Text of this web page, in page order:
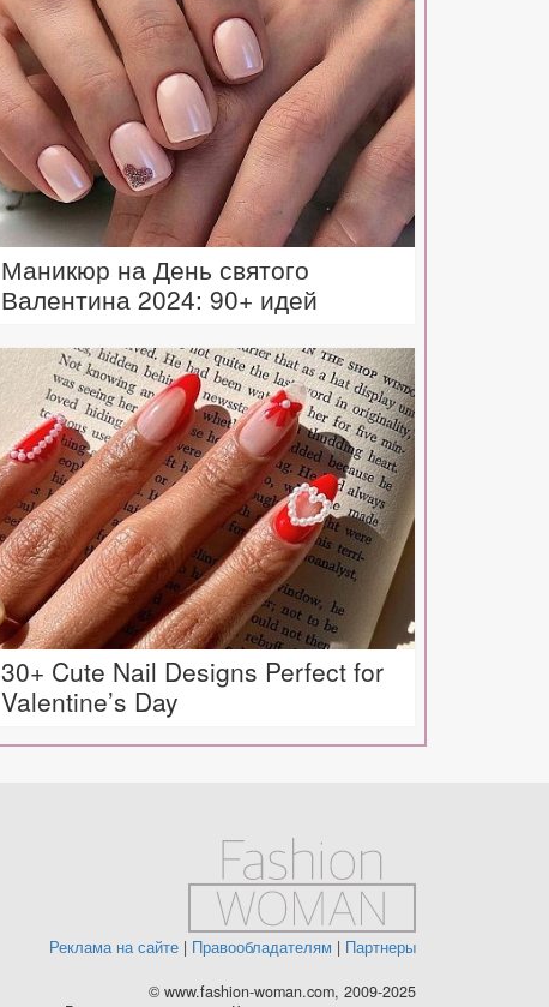
Маникюр на День святого
Валентина 2024: 90+ идей
30+ Cute Nail Designs Perfect for
Valentine’s Day
Реклама на сайте| Правообладателям | Партнеры
© www.fashion-woman.com, 2009-2025